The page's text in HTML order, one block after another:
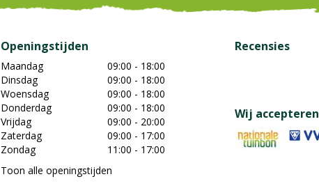
Openingstijden
Maandag
09:00 - 18:00
Dinsdag
09:00 - 18:00
Woensdag
09:00 - 18:00
Donderdag
09:00 - 18:00
Vrijdag
09:00 - 20:00
Zaterdag
09:00 - 17:00
Zondag
11:00 - 17:00
Toon alle openingstijden
Recensies
Wij accepteren